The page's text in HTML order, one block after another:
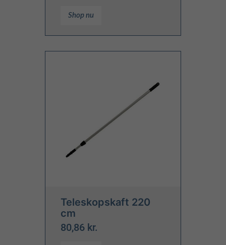
Shop nu
Teleskopskaft 220
cm
80,86 kr.